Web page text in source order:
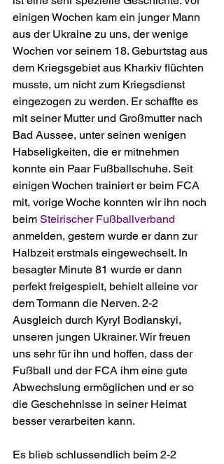
einigen Wochen kam ein junger Mann
aus der Ukraine zu uns, der wenige
Wochen vor seinem 18. Geburtstag aus
dem Kriegsgebiet aus Kharkiv flüchten
musste, um nicht zum Kriegsdienst
eingezogen zu werden. Er schaffte es
mit seiner Mutter und Großmutter nach
Bad Aussee, unter seinen wenigen
Habseligkeiten, die er mitnehmen
konnte ein Paar Fußballschuhe. Seit
einigen Wochen trainiert er beim FCA
mit, vorige Woche konnten wir ihn noch
beim Steirischer Fußballverband
anmelden, gestern wurde er dann zur
Halbzeit erstmals eingewechselt. In
besagter Minute 81 wurde er dann
perfekt freigespielt, behielt alleine vor
dem Tormann die Nerven. 2-2
Ausgleich durch Kyryl Bodianskyi,
unseren jungen Ukrainer. Wir freuen
uns sehr für ihn und hoffen, dass der
Fußball und der FCA ihm eine gute
Abwechslung ermöglichen und er so
die Geschehnisse in seiner Heimat
besser verarbeiten kann.
Es blieb schlussendlich beim 2-2